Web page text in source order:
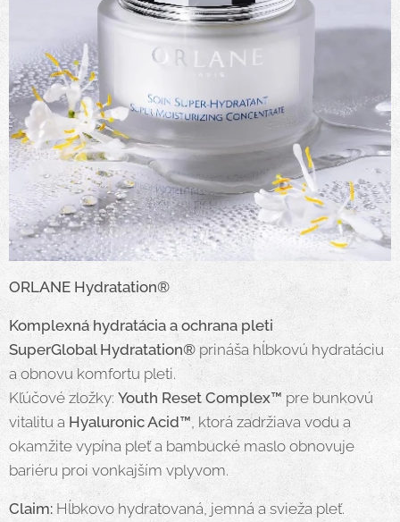
ORLANE Hydratation®
Komplexná hydratácia a ochrana pleti
SuperGlobal Hydratation® prináša hĺbkovú hydratáciu
a obnovu komfortu pleti.
Kľúčové zložky: Youth Reset Complex™ pre bunkovú
vitalitu a Hyaluronic Acid™ , ktorá zadržiava vodu a
okamžite vypína pleť a bambucké maslo obnovuje
bariéru proi vonkajším vplyvom.
Claim: Hĺbkovo hydratovaná, jemná a svieža pleť.